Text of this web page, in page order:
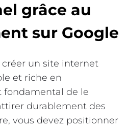
grâce au
sur Google
créer un site internet
et riche en
fondamental de le
durablement des
vous devez positionner